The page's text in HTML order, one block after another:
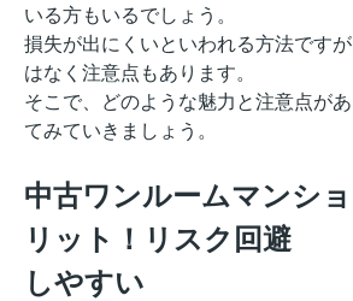
いる方もいるでしょう。
損失が出にくいといわれる方法です
はなく注意点もあります。
そこで、どのような魅力と注意点が
てみていきましょう。
中古ワンルームマンシ
リット！リスク回避
しやすい